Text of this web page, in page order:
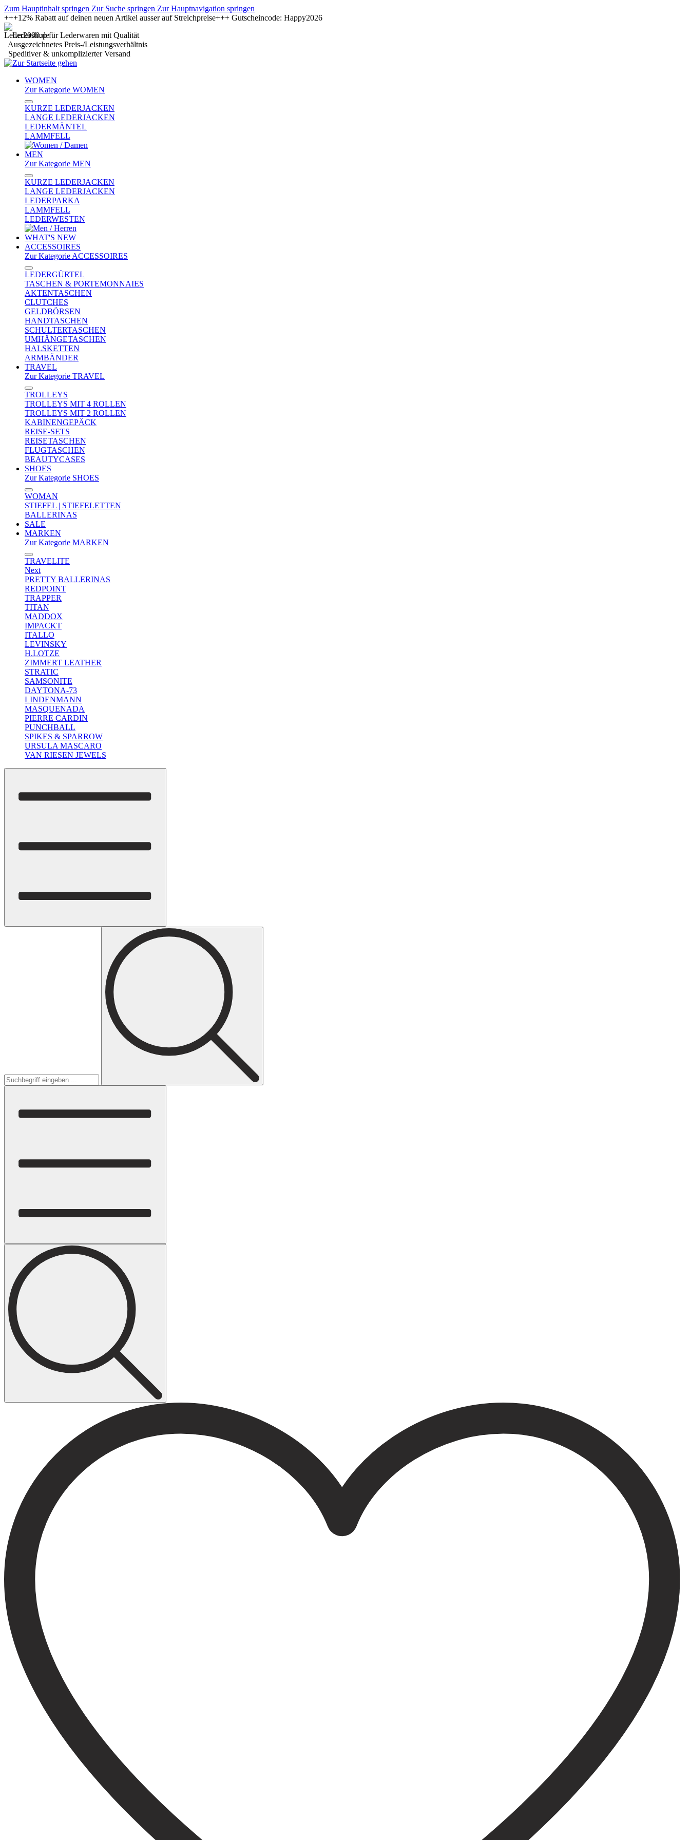
Zum Hauptinhalt springen Zur Suche springen Zur Hauptnavigation springen
+++12% Rabatt auf deinen neuen Artikel ausser auf Streichpreise+++ Gutscheincode: Happy2026
Ledershop für Lederwaren mit Qualität
Ausgezeichnetes Preis-/Leistungsverhältnis
Speditiver & unkomplizierter Versand
WOMEN
Zur Kategorie WOMEN
KURZE LEDERJACKEN
LANGE LEDERJACKEN
LEDERMÄNTEL
LAMMFELL
MEN
Zur Kategorie MEN
KURZE LEDERJACKEN
LANGE LEDERJACKEN
LEDERPARKA
LAMMFELL
LEDERWESTEN
WHAT'S NEW
ACCESSOIRES
Zur Kategorie ACCESSOIRES
LEDERGÜRTEL
TASCHEN & PORTEMONNAIES
AKTENTASCHEN
CLUTCHES
GELDBÖRSEN
HANDTASCHEN
SCHULTERTASCHEN
UMHÄNGETASCHEN
HALSKETTEN
ARMBÄNDER
TRAVEL
Zur Kategorie TRAVEL
TROLLEYS
TROLLEYS MIT 4 ROLLEN
TROLLEYS MIT 2 ROLLEN
KABINENGEPÄCK
REISE-SETS
REISETASCHEN
FLUGTASCHEN
BEAUTYCASES
SHOES
Zur Kategorie SHOES
WOMAN
STIEFEL | STIEFELETTEN
BALLERINAS
SALE
MARKEN
Zur Kategorie MARKEN
TRAVELITE
Next
PRETTY BALLERINAS
REDPOINT
TRAPPER
TITAN
MADDOX
IMPACKT
ITALLO
LEVINSKY
H.LOTZE
ZIMMERT LEATHER
STRATIC
SAMSONITE
DAYTONA-73
LINDENMANN
MASQUENADA
PIERRE CARDIN
PUNCHBALL
SPIKES & SPARROW
URSULA MASCARO
VAN RIESEN JEWELS